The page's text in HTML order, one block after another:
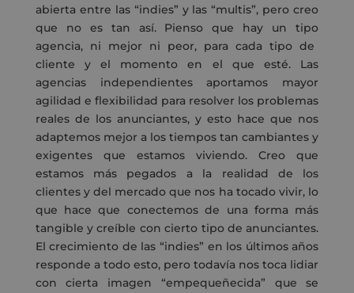
abierta entre las “indies” y las“multis”, perocreo
que no es tan así. Pienso que hay un tipo
agencia, ni mejor ni peor, para cada tipo de
cliente y el momento en el que esté. Las
agencias independientesaportamos mayor
agilidad e flexibilidad para resolver los problemas
reales de los anunciantes, y esto hace que nos
adaptemos mejor a los tiempos tan cambiantes y
exigentes que estamos viviendo.Creo que
estamos más pegados a la realidad de
los
clientesy del mercado que nos ha tocado vivir,lo
que hace que conectemos de una forma más
tangible ycreíble con cierto tipo de anunciantes.
El crecimiento de las “indies” en los últimos años
responde a todo esto, pero todavía nos toca lidiar
concierta imagen “empequeñecida” que se